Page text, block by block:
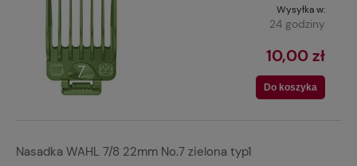
Wysyłka w:
24 godziny
10,00 zł
Do koszyka
Nasadka WAHL 7/8 22mm No.7 zielona typ1